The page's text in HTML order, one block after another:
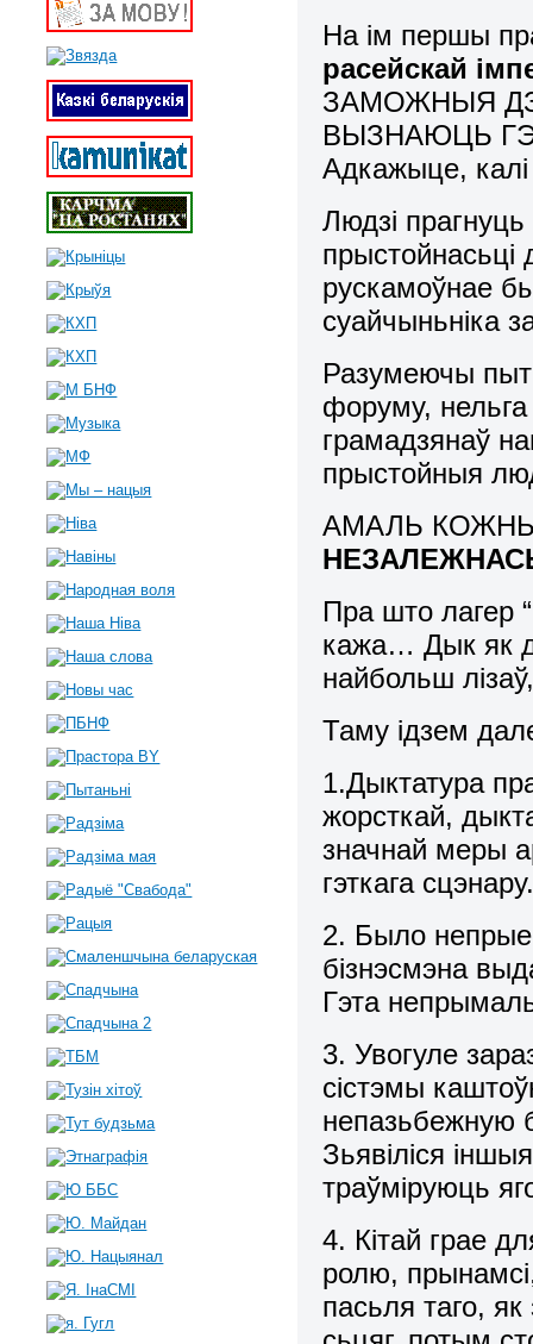
На ім першы
расейскай
ЗАМОЖНЫЯ
ВЫЗНАЮЦЬ
Адкажыце,
Людзі прагнуць
рускамоўнае
суайчыньніка
Разумеючы
форуму,
грамадзянаў
прыстойныя
АМАЛЬ
Пра што лагер
кажа… Дык як
найбольш
Таму ідзем
1.Дыктатура
жорсткай,
значнай меры
гэткага
2. Было
бізнэсмэна
Гэта
3. Увогуле
сістэмы
непазьбежную
Зьявіліся
траўміруюць
4. Кітай грае
ролю,
пасьля таго, як